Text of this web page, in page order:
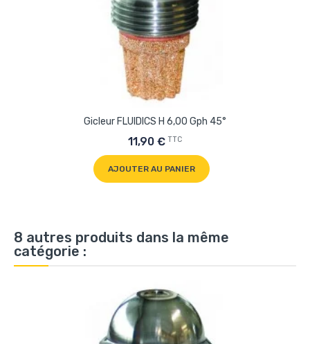
Gicleur FLUIDICS H 6,00 Gph 45°
11,90 € TTC
AJOUTER AU PANIER
8 autres produits dans la même
catégorie :